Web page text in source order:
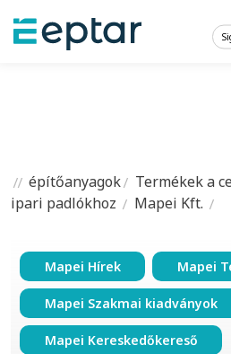
építőanyagok
Termékek a
ipari padlókhoz
Mapei Kft.
Mapei Hírek Mapei
Mapei Szakmai kiadványok
Mapei Kereskedőkereső